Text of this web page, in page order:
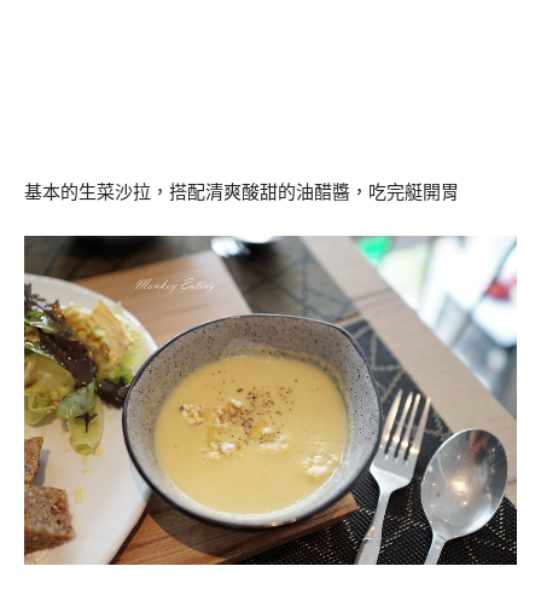
基本的生菜沙拉，搭配清爽酸甜的油醋醬，吃完艇開胃